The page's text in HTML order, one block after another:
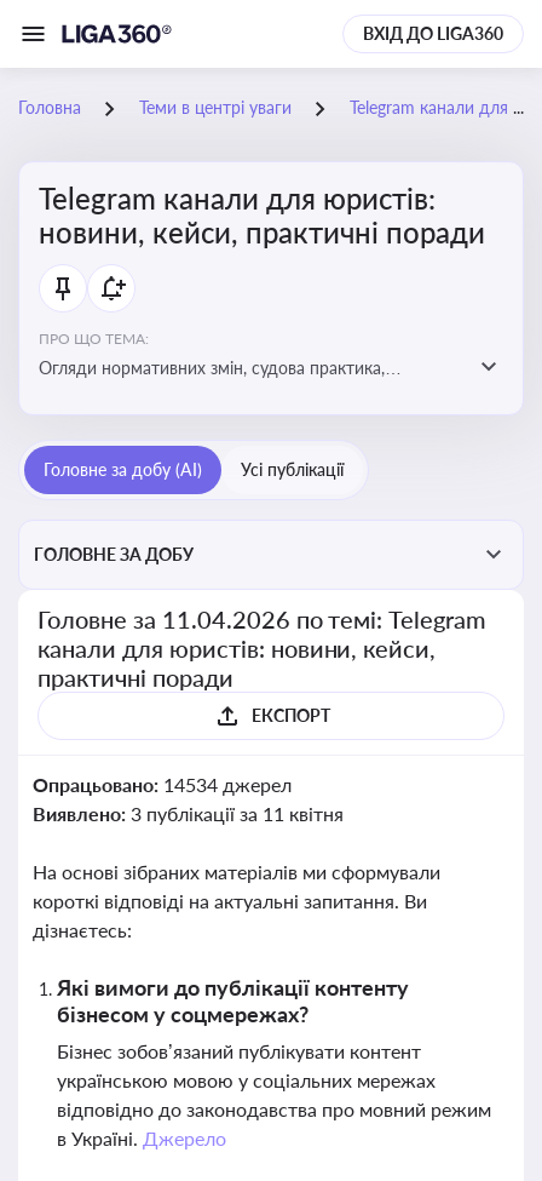
ВХІД ДО LIGA360
Головна Теми в центрі уваги Telegram канали для юристів: новини, кейси, практичні поради
Telegram канали для юристів:
новини, кейси, практичні поради
ПРО ЩО ТЕМА:
Огляди нормативних змін, судова практика,
каналах
Головне за добу (AI) Усі публікації
ГОЛОВНЕ ЗА ДОБУ
Головне за 11.04.2026 по темі: Telegram
канали для юристів: новини, кейси,
практичні поради
ЕКСПОРТ
Опрацьовано: 14534 джерел
Виявлено: 3 публікації за 11 квітня
На основі зібраних матеріалів ми сформували
короткі відповіді на актуальні запитання. Ви
дізнаєтесь:
Які вимоги до публікації контенту
бізнесом у соцмережах?
Бізнес зобов’язаний публікувати контент
українською мовою у соціальних мережах
відповідно до законодавства про мовний режим
в Україні. Джерело